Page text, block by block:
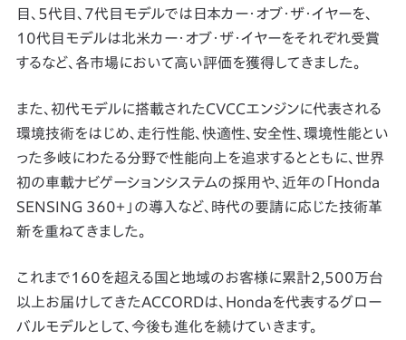
目、5代目、7代目モデルでは日本カー・オブ・ザ・イヤーを、
10代目モデルは北米カー・オブ・ザ・イヤーをそれぞれ受賞
するなど、各市場において高い評価を獲得してきました。
また、初代モデルに搭載されたCVCCエンジンに代表される
環境技術をはじめ、走行性能、快適性、安全性、環境性能とい
った多岐にわたる分野で性能向上を追求するとともに、世界
初の車載ナビゲーションシステムの採用や、近年の「Honda
SENSING 360＋」の導入など、時代の要請に応じた技術革
新を重ねてきました。
これまで160を超える国と地域のお客様に累計2,500万台
以上お届けしてきたACCORDは、Hondaを代表するグロー
バルモデルとして、今後も進化を続けていきます。